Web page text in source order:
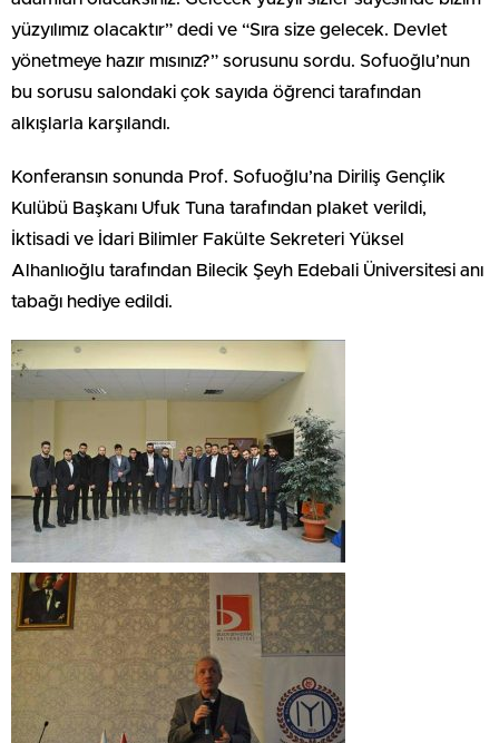
yüzyılımız olacaktır” dedi ve “Sıra size gelecek. Devlet
yönetmeye hazır mısınız?” sorusunu sordu. Sofuoğlu’nun
bu sorusu salondaki çok sayıda öğrenci tarafından
alkışlarla karşılandı.
Konferansın sonunda Prof. Sofuoğlu’na Diriliş Gençlik
Kulübü Başkanı Ufuk Tuna tarafından plaket verildi,
İktisadi ve İdari Bilimler Fakülte Sekreteri Yüksel
Alhanlıoğlu tarafından Bilecik Şeyh Edebali Üniversitesi anı
tabağı hediye edildi.